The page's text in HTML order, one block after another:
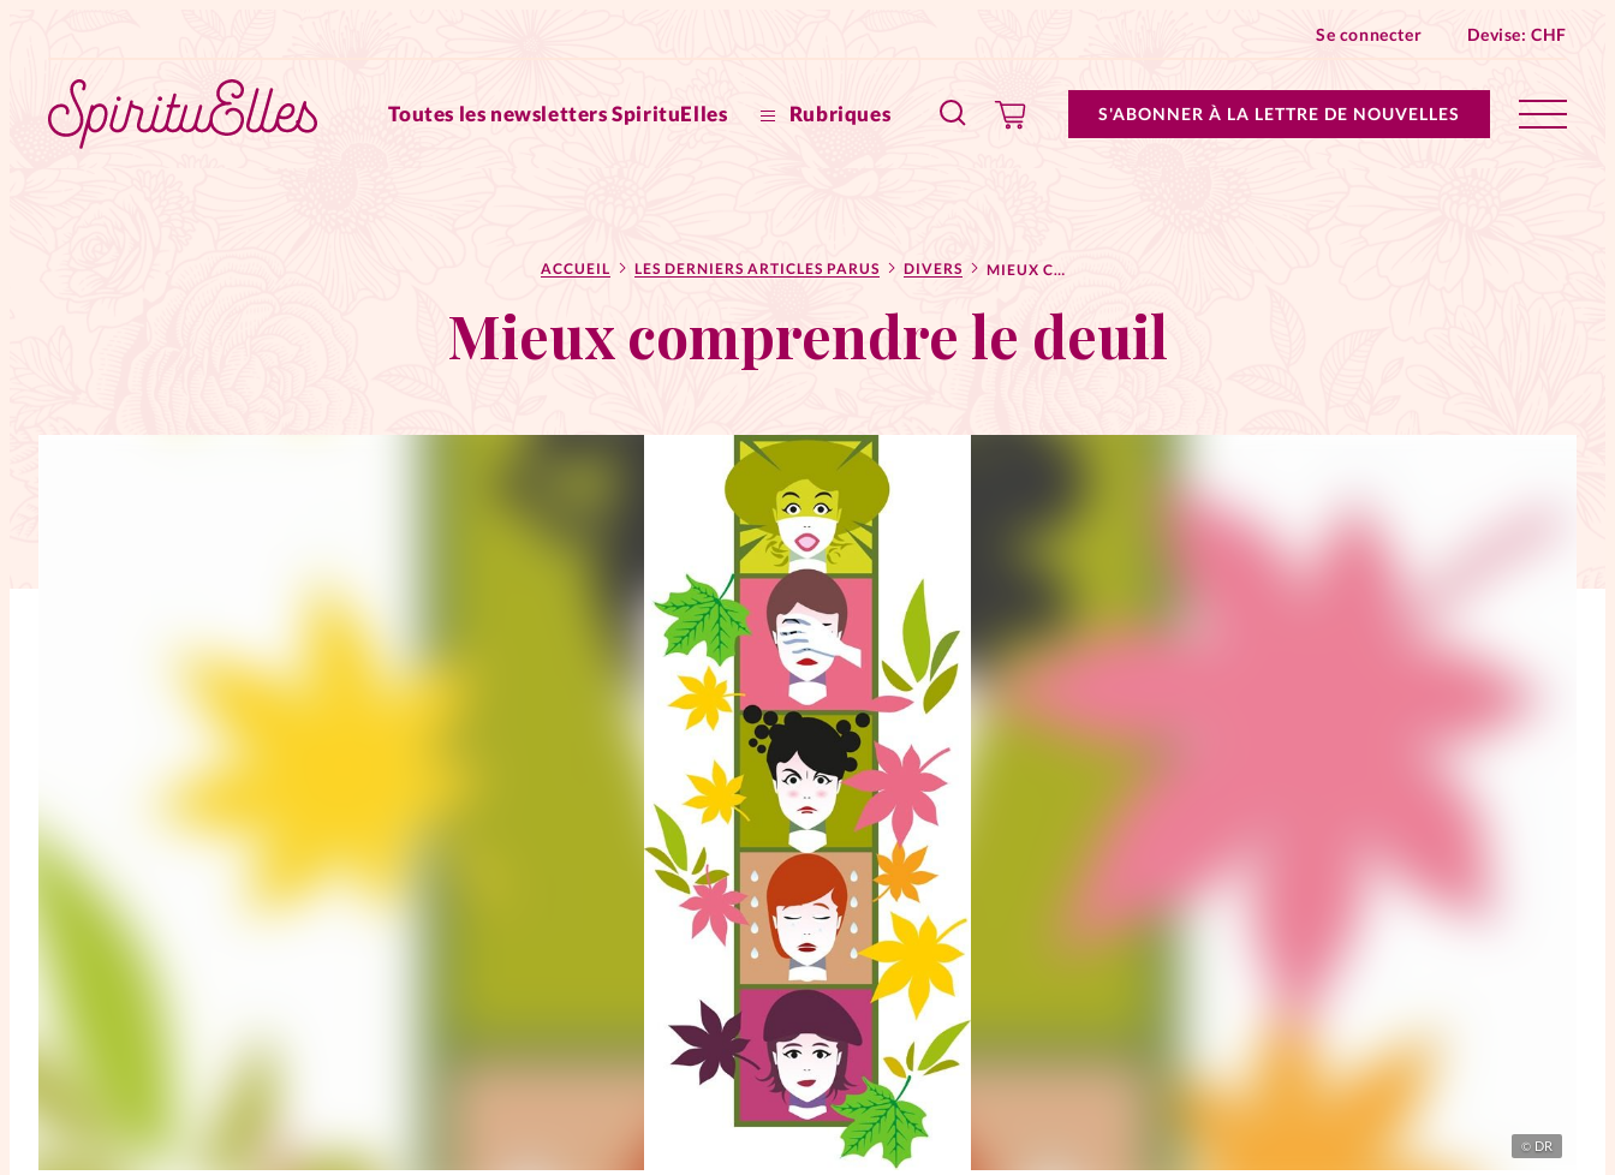
Toutes les newsletters SpirituElles Rubriques
Se connecter Devise:CHF
S'ABONNER À LA LETTRE DE NOUVELLES
Astuces
Bible
Chroniques
Dossiers
Edito
La Bible au féminin
Littérature
PersonnElles
RelationnElles
Vive la famille
Faire un don
La Boutique
La Pause SpirituElles - toutes les éditions
Mon compte
Changement d'adresse
ACCUEIL LES DERNIERS ARTICLES PARUS DIVERS MIEUX COMPRENDRE LE DEUIL
Mieux comprendre le deuil
© DR